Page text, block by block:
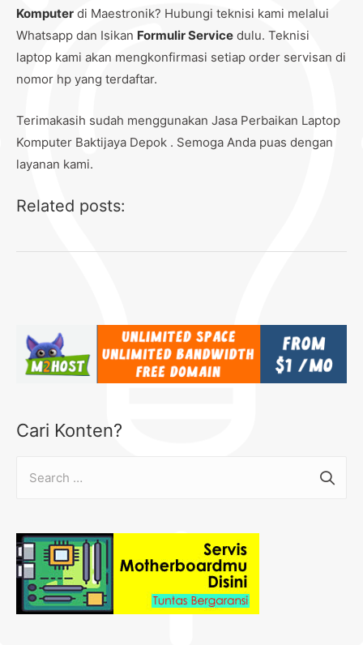
Komputer di Maestronik? Hubungi teknisi kami melalui
Whatsapp dan Isikan Formulir Service dulu. Teknisi
laptop kami akan mengkonfirmasi setiap order servisan di
nomor hp yang terdaftar.
Terimakasih sudah menggunakan Jasa Perbaikan Laptop
Komputer Baktijaya Depok . Semoga Anda puas dengan
layanan kami.
Related posts:
Cari Konten?